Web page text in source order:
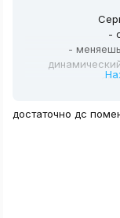
-
-
достаточно дс